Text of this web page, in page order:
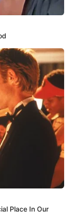
Disney
acusado de
inmoral con